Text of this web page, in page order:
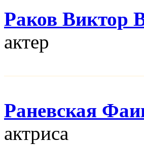
Раков Виктор
актер
Раневская
актриса